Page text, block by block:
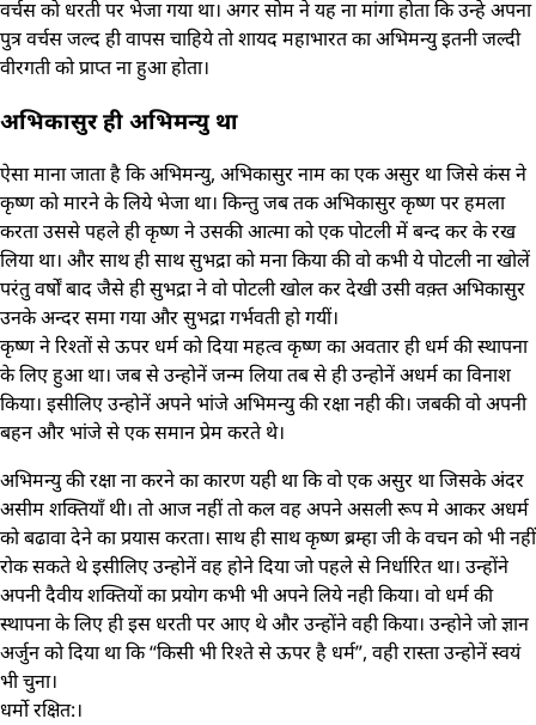
वर्चस को धरती पर भेजा गया था। अगर सोम ने यह ना मांगा होता कि उन्हे अपना
पुत्र वर्चस जल्द ही वापस चाहिये तो शायद महाभारत का अभिमन्यु इतनी जल्दी
वीरगती को प्राप्त ना हुआ होता।
अभिकासुर ही अभिमन्यु था
ऐसा माना जाता है कि अभिमन्यु, अभिकासुर नाम का एक असुर था जिसे कंस ने
कृष्ण को मारने के लिये भेजा था। किन्तु जब तक अभिकासुर कृष्ण पर हमला
करता उससे पहले ही कृष्ण ने उसकी आत्मा को एक पोटली में बन्द कर के रख
लिया था। और साथ ही साथ सुभद्रा को मना किया की वो कभी ये पोटली ना खोलें
परंतु वर्षों बाद जैसे ही सुभद्रा ने वो पोटली खोल कर देखी उसी वक़्त अभिकासुर
उनके अन्दर समा गया और सुभद्रा गर्भवती हो गयीं।
कृष्ण ने रिश्तों से ऊपर धर्म को दिया महत्व कृष्ण का अवतार ही धर्म की स्थापना
के लिए हुआ था। जब से उन्होनें जन्म लिया तब से ही उन्होनें अधर्म का विनाश
किया। इसीलिए उन्होनें अपने भांजे अभिमन्यु की रक्षा नही की। जबकी वो अपनी
बहन और भांजे से एक समान प्रेम करते थे।
अभिमन्यु की रक्षा ना करने का कारण यही था कि वो एक असुर था जिसके अंदर
असीम शक्तियाँ थी। तो आज नहीं तो कल वह अपने असली रूप मे आकर अधर्म
को बढावा देने का प्रयास करता। साथ ही साथ कृष्ण ब्रम्हा जी के वचन को भी नहीं
रोक सकते थे इसीलिए उन्होनें वह होने दिया जो पहले से निर्धारित था। उन्होंने
अपनी दैवीय शक्तियों का प्रयोग कभी भी अपने लिये नही किया। वो धर्म की
स्थापना के लिए ही इस धरती पर आए थे और उन्होंने वही किया। उन्होने जो ज्ञान
अर्जुन को दिया था कि “किसी भी रिश्ते से ऊपर है धर्म”, वही रास्ता उन्होनें स्वयं
भी चुना।
धर्मो रक्षित:।